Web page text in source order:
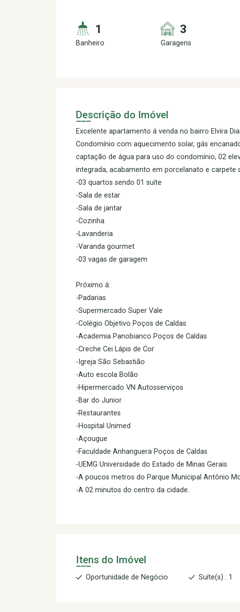
1
Banheiro
3
Garagens
Descrição do Imóvel
Excelente apartamento á venda no bairro Elvira
Condomínio com aquecimento solar, gás
captação de água para uso do condomínio, 02
integrada, acabamento em porcelanato e carpete
-03 quartos sendo 01 suíte
-Sala de estar
-Sala de jantar
-Cozinha
-Lavanderia
-Varanda gourmet
-03 vagas de garagem
Próximo á:
-Padarias
-Supermercado Super Vale
-Colégio Objetivo Poços de Caldas
-Academia Panobianco Poços de Caldas
-Creche Cei Lápis de Cor
-Igreja São Sebastião
-Auto escola Bolão
-Hipermercado VN Autosserviços
-Bar do Junior
-Restaurantes
-Hospital Unimed
-Açougue
-Faculdade Anhanguera Poços de Caldas
-UEMG Universidade do Estado de Minas Gerais
-A poucos metros do Parque Municipal Antônio
-A 02 minutos do centro da cidade.
Itens do Imóvel
Oportunidade de Negócio Suíte(s) : 1